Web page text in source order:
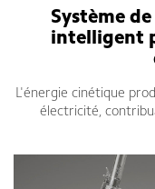
Système
intelligent
L'énergie cinétique
électricité,